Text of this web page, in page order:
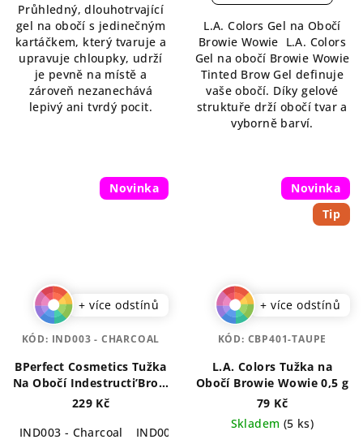
z
5
hvězdiček.
Průhledný, dlouhotrvající
gel na obočí s jedinečným
kartáčkem, který tvaruje a
upravuje chloupky, udrží
je pevně na místě a
zároveň nezanechává
lepivý ani tvrdý pocit.
z
5
hvězdiček.
L.A. Colors Gel na Obočí
Browie Wowie L.A. Colors
Gel na obočí Browie Wowie
Tinted Brow Gel definuje
vaše obočí. Díky gelové
struktuře drží obočí tvar a
vyborně barví.
Novinka
+ více odstínů
BPerfect Cosmetics Tužka
Na Obočí Indestructi’Brow
0,1 g
229 Kč
IND003 - Charcoal
IND005 - Irid Brown
KÓD: IND003 - CHARCOAL
Novinka
Tip
+ více odstínů
L.A. Colors Tužka na
Obočí Browie Wowie 0,5 g
79 Kč
Skladem (5 ks)
KÓD: CBP401-TAUPE